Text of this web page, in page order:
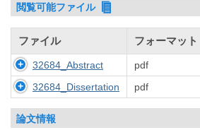
閲覧可能ファイル
ファイル フォーマット
32684_Abstract pdf
32684_Dissertation
pdf
論文情報